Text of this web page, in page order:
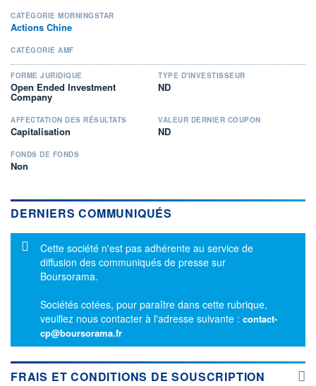
CATÉGORIE MORNINGSTAR
Actions Chine
CATÉGORIE AMF
FORME JURIDIQUE
Open Ended Investment
Company
TYPE D'INVESTISSEUR
ND
AFFECTATION DES RÉSULTATS
Capitalisation
VALEUR DERNIER COUPON
ND
FONDS DE FONDS
Non
DERNIERS COMMUNIQUÉS
Message d'information
Cette société n'est pas adhérente au service de
diffusion des communiqués de presse sur
Boursorama.
Sociétés cotées, pour paraître dans cette rubrique,
veuillez nous contacter à l'adresse suivante : contact-
cp@boursorama.fr
FRAIS ET CONDITIONS DE SOUSCRIPTION